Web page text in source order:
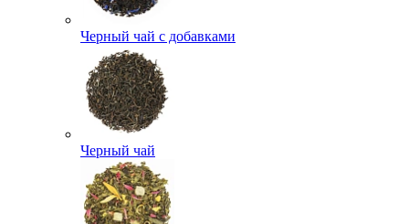
Черный чай с добавками
Черный чай